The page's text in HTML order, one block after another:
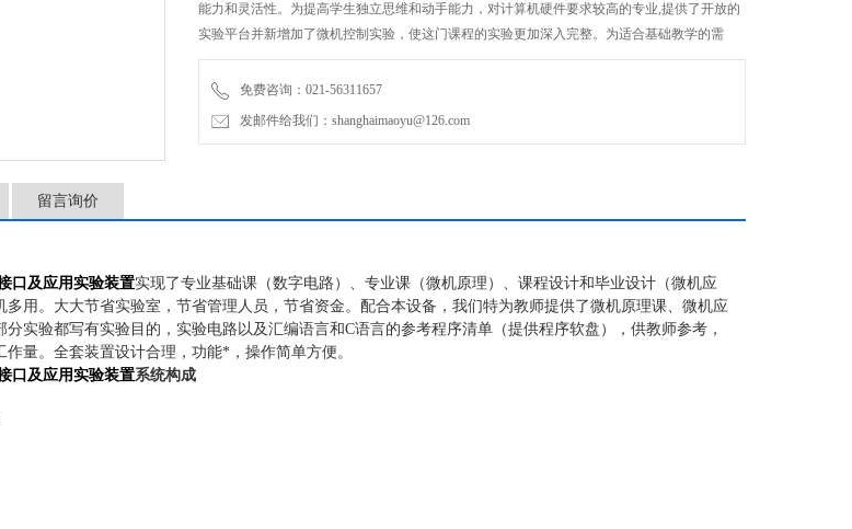
能力和灵活性。为提高学生独立思维和动手能力，对计算机硬件要求较高的专业,提供了开放的
实验平台并新增加了微机控制实验，使这门课程的实验更加深入完整。为适合基础教学的需
要，增添了数字电路实验线路。
免费咨询：021-56311657
发邮件给我们：shanghaimaoyu@126.com
留言询价
口及应用实验装置实现了专业基础课（数字电路）、专业课（微机原理）、课程设计和毕业设计（微机应
多用。大大节省实验室，节省管理人员，节省资金。配合本设备，我们特为教师提供了微机原理课、微机应
实验都写有实验目的，实验电路以及汇编语言和C语言的参考程序清单（提供程序软盘），供教师参考，
量。全套装置设计合理，功能*，操作简单方便。
口及应用实验装置系统构成